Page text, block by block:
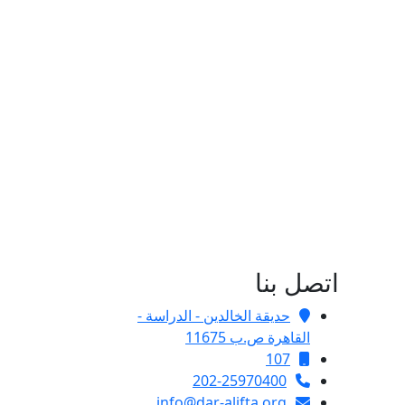
اتصل بنا
حديقة الخالدين - الدراسة -
القاهرة ص.ب 11675
107
202-25970400